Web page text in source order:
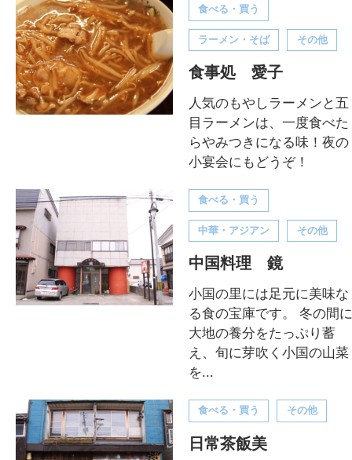
食べる・買う
ラーメン・そば その他
食事処 愛子
人気のもやしラーメンと五
目ラーメンは、一度食べた
らやみつきになる味！夜の
小宴会にもどうぞ！
食べる・買う
中華・アジアン その他
中国料理 鏡
小国の里には足元に美味な
る食の宝庫です。 冬の間に
大地の養分をたっぷり蓄
え、旬に芽吹く小国の山菜
を...
食べる・買う その他
日常茶飯美